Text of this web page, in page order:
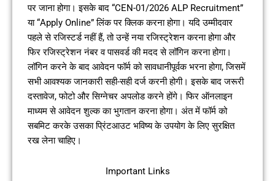
पर जाना होगा। इसके बाद “CEN-01/2026 ALP Recruitment”
या “Apply Online” लिंक पर क्लिक करना होगा। यदि उम्मीदवार
पहले से रजिस्टर्ड नहीं हैं, तो उन्हें नया रजिस्ट्रेशन करना होगा और
फिर रजिस्ट्रेशन नंबर व पासवर्ड की मदद से लॉगिन करना होगा।
लॉगिन करने के बाद आवेदन फॉर्म को सावधानीपूर्वक भरना होगा, जिसमें
सभी आवश्यक जानकारी सही-सही दर्ज करनी होगी। इसके बाद जरूरी
दस्तावेज, फोटो और सिग्नेचर अपलोड करने होंगे। फिर ऑनलाइन
माध्यम से आवेदन शुल्क का भुगतान करना होगा। अंत में फॉर्म को
सबमिट करके उसका प्रिंटआउट भविष्य के उपयोग के लिए सुरक्षित
रख लेना चाहिए।
Important Links